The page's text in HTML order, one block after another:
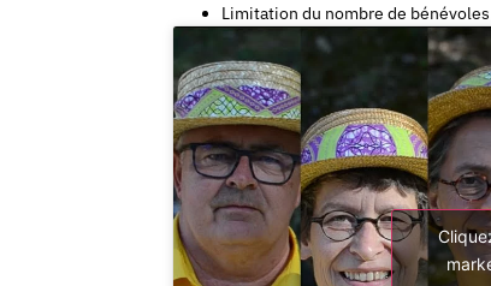
Limitation du nombre de